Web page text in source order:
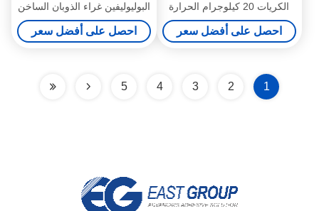
الكريات 20 كيلوجرام الحرارة
والسندات لاصق النسيج
احصل على أفضل سعر
البوليوليفين غراء الذوبان الساخن
لأمتعة المراتب
احصل على أفضل سعر
1
2
3
4
5